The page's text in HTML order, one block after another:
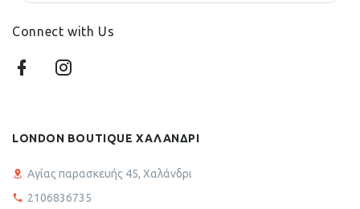
Connect with Us
LONDON BOUTIQUE ΧΑΛΑΝΔΡΙ
Αγίας παρασκευής 45, Χαλάνδρι
2106836735